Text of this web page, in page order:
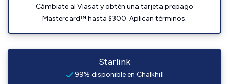
Cámbiate al Viasat y obtén una tarjeta prepago
Mastercard™ hasta $300. Aplican términos.
Starlink
99% disponible en Chalkhill